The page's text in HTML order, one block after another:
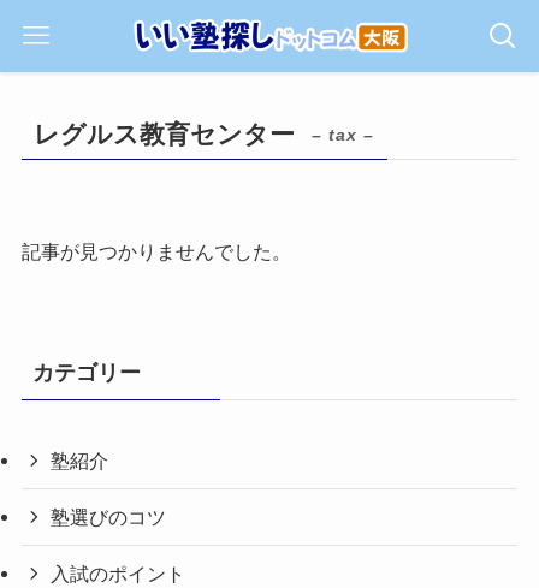
レグルス教育センター – tax –
記事が見つかりませんでした。
カテゴリー
塾紹介
塾選びのコツ
入試のポイント